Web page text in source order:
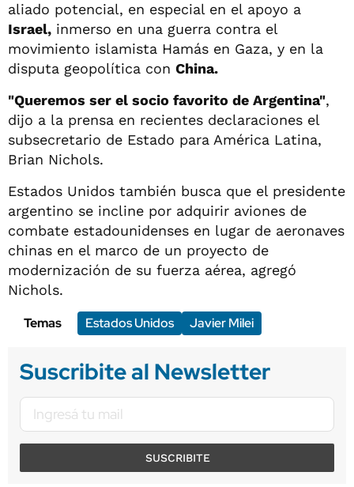
aliado potencial, en especial en el apoyo a
Israel, inmerso en una guerra contra el
movimiento islamista Hamás en Gaza, y en la
disputa geopolítica con China.
"Queremos ser el socio favorito de Argentina",
dijo a la prensa en recientes declaraciones el
subsecretario de Estado para América Latina,
Brian Nichols.
Estados Unidos también busca que el presidente
argentino se incline por adquirir aviones de
combate estadounidenses en lugar de aeronaves
chinas en el marco de un proyecto de
modernización de su fuerza aérea, agregó
Nichols.
Temas
Estados Unidos Javier Milei
Suscribite al Newsletter
SUSCRIBITE